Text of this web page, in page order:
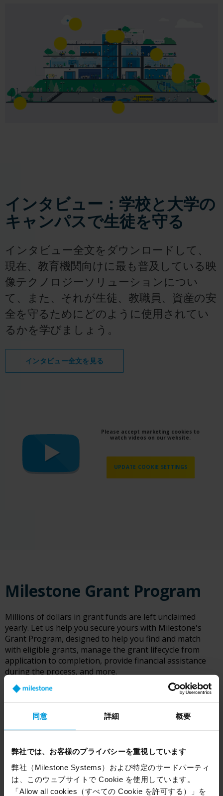
同意 詳細 概要
弊社では、お客様のプライバシーを重視しています
弊社（Milestone Systems）および特定のサードパーティ
は、このウェブサイトで Cookie を使用しています。
「Allow all cookies（すべての Cookie を許可する）」を
インタビュー：学校と大学の
キャンパスで生徒を守る
インタビュー全文をダウンロードして、
現在、教育機関向けに最も普及している映
像テクノロジーソリューションについ
て、また、それが生徒、教職員、資産の安
全を守るためにどのように使用されてい
るかを学びましょう。
インタビュー全文を見る
Please accept marketing cookies to
watch videos on our website.
UPDATE COOKIE SETTINGS
Milestone Grant Program
Millions of dollars in grant funds are left unclaimed
yearly. Let us help you secure yours with Milestone's
Grant Program, designed to help you find and match
with eligible grants, manage the grant lifecycle from
application to completion, provide financial assistance
during the process, and more.
LEARN MORE